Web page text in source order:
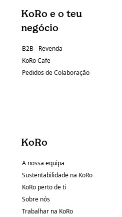
KoRo e o teu
negócio
B2B - Revenda
KoRo Cafe
Pedidos de Colaboração
KoRo
A nossa equipa
Sustentabilidade na KoRo
KoRo perto de ti
Sobre nós
Trabalhar na KoRo